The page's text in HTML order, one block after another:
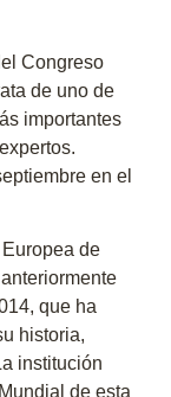
Congreso
de uno de
importantes
en el
de
que ha
historia,
institución
de esta